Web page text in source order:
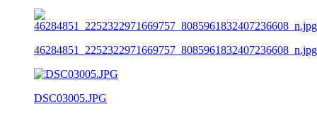
46284851_2252322971669757_8085961832407236608_n.jpg
DSC03005.JPG